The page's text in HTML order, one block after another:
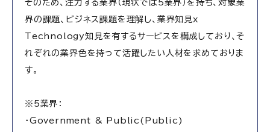
そのため、注力する業界（現状では5業界）を持ち、対象業
界の課題、ビジネス課題を理解し、業界知見x
Technology知見を有するサービスを構成しており、そ
れぞれの業界色を持って活躍したい人材を求めておりま
す。
※5業界：
・Government & Public(Public)